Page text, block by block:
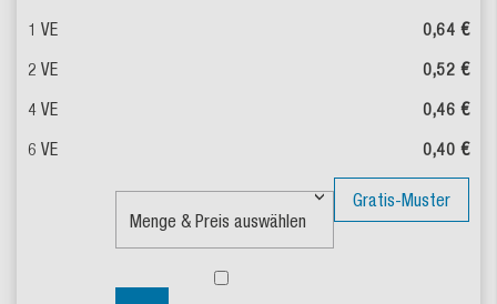
0,64 €
0,52 €
0,46 €
0,40 €
Gratis-Muster